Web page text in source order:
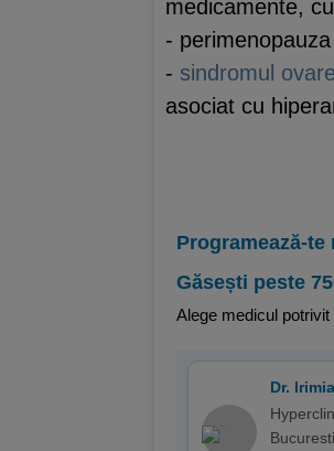
medicamente,
-
- sindromul
asociat cu
Programează-
Găsești peste
Alege medicul potrivit
Dr.
Bucuresti